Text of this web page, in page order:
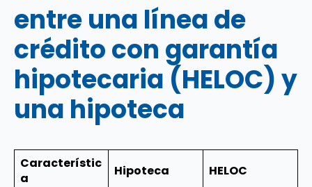
entre una línea de
crédito con garantía
hipotecaria (HELOC) y
una hipoteca
Característic
a
Hipoteca HELOC